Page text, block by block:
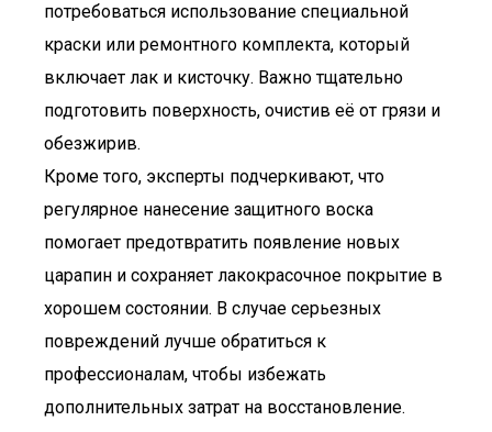
потребоваться использование специальной
краски или ремонтного комплекта, который
включает лак и кисточку. Важно тщательно
подготовить поверхность, очистив её от грязи и
обезжирив.
Кроме того, эксперты подчеркивают, что
регулярное нанесение защитного воска
помогает предотвратить появление новых
царапин и сохраняет лакокрасочное покрытие в
хорошем состоянии. В случае серьезных
повреждений лучше обратиться к
профессионалам, чтобы избежать
дополнительных затрат на восстановление.